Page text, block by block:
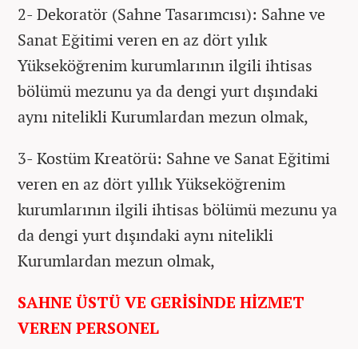
2- Dekoratör (Sahne Tasarımcısı): Sahne ve
Sanat Eğitimi veren en az dört yılık
Yükseköğrenim kurumlarının ilgili ihtisas
bölümü mezunu ya da dengi yurt dışındaki
aynı nitelikli Kurumlardan mezun olmak,
3- Kostüm Kreatörü: Sahne ve Sanat Eğitimi
veren en az dört yıllık Yükseköğrenim
kurumlarının ilgili ihtisas bölümü mezunu ya
da dengi yurt dışındaki aynı nitelikli
Kurumlardan mezun olmak,
SAHNE ÜSTÜ VE GERİSİNDE HİZMET
VEREN PERSONEL